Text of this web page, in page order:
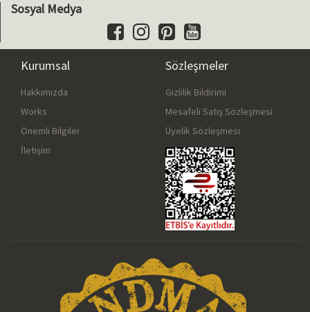
Sosyal Medya
Kurumsal
Hakkımızda
Works
Önemli Bilgiler
İletişim
Sözleşmeler
Gizlilik Bildirimi
Mesafeli Satış Sözleşmesi
Üyelik Sözleşmesi